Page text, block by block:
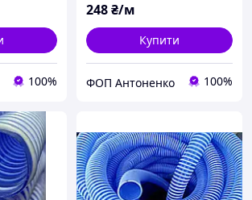
100%
248₴/м
Купити
ФОП Антоненко 100%